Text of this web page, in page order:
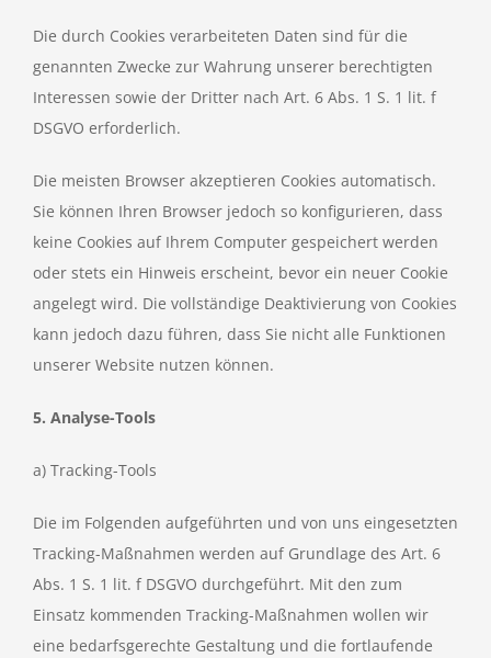
Die durch Cookies verarbeiteten Daten sind für die
genannten Zwecke zur Wahrung unserer berechtigten
Interessen sowie der Dritter nach Art. 6 Abs. 1 S. 1 lit. f
DSGVO erforderlich.
Die meisten Browser akzeptieren Cookies automatisch.
Sie können Ihren Browser jedoch so konfigurieren, dass
keine Cookies auf Ihrem Computer gespeichert werden
oder stets ein Hinweis erscheint, bevor ein neuer Cookie
angelegt wird. Die vollständige Deaktivierung von Cookies
kann jedoch dazu führen, dass Sie nicht alle Funktionen
unserer Website nutzen können.
5. Analyse-Tools
a) Tracking-Tools
Die im Folgenden aufgeführten und von uns eingesetzten
Tracking-Maßnahmen werden auf Grundlage des Art. 6
Abs. 1 S. 1 lit. f DSGVO durchgeführt. Mit den zum
Einsatz kommenden Tracking-Maßnahmen wollen wir
eine bedarfsgerechte Gestaltung und die fortlaufende